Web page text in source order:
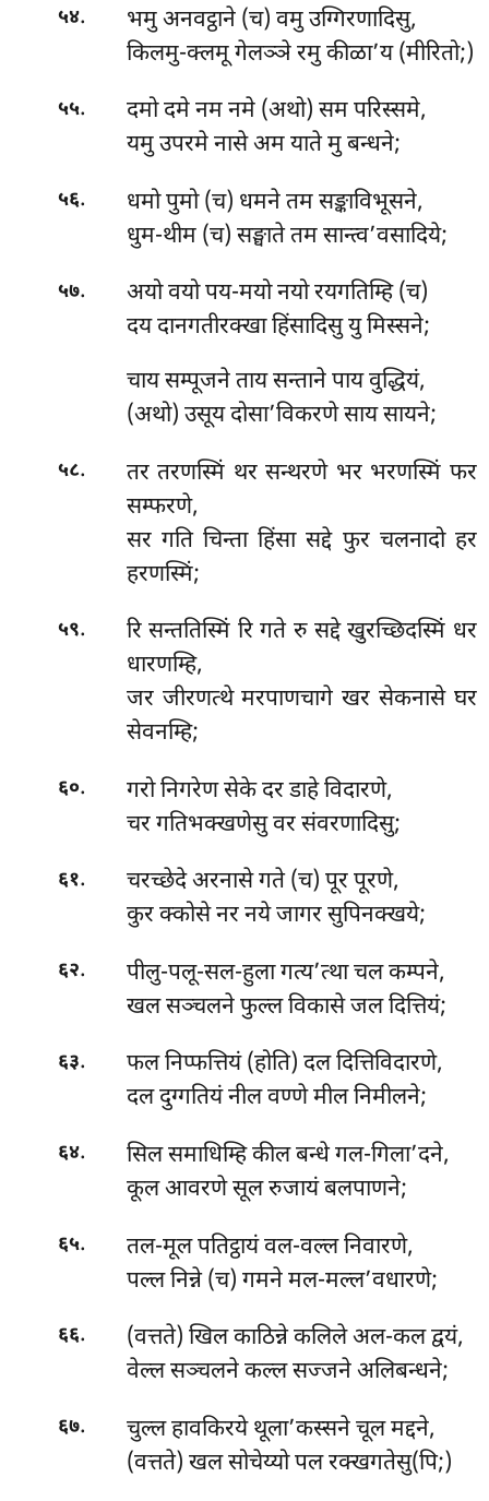
५४.
भमु अनवट्ठाने (च) वमु उग्गिरणादिसु,
किलमु-क्लमू गेलञ्ञे रमु कीळा’य (मीरितो;)
५५.
दमो दमे नम नमे (अथो) सम परिस्समे,
यमु उपरमे नासे अम याते मु बन्धने;
५६.
धमो पुमो (च) धमने तम सङ्काविभूसने,
धुम-थीम (च) सङ्घाते तम सान्त्व’वसादिये;
५७.
अयो वयो पय-मयो नयो रयगतिम्हि (च)
दय दानगतीरक्खा हिंसादिसु यु मिस्सने;
चाय सम्पूजने ताय सन्ताने पाय वुद्धियं,
(अथो) उसूय दोसा’विकरणे साय सायने;
५८.
तर तरणस्मिं थर सन्थरणे भर भरणस्मिं फर
सम्फरणे,
सर गति चिन्ता हिंसा सद्दे फुर चलनादो हर
हरणस्मिं;
५९.
रि सन्ततिस्मिं रि गते रु सद्दे खुरच्छिदस्मिं धर
धारणम्हि,
जर जीरणत्थे मरपाणचागे खर सेकनासे घर
सेवनम्हि;
६०.
गरो निगरेण सेके दर डाहे विदारणे,
चर गतिभक्खणेसु वर संवरणादिसु;
६१.
चरच्छेदे अरनासे गते (च) पूर पूरणे,
कुर क्कोसे नर नये जागर सुपिनक्खये;
६२.
पीलु-पलू-सल-हुला गत्य’त्था चल कम्पने,
खल सञ्चलने फुल्ल विकासे जल दित्तियं;
६३.
फल निप्फत्तियं (होति) दल दित्तिविदारणे,
दल दुग्गतियं नील वण्णे मील निमीलने;
६४.
सिल समाधिम्हि कील बन्धे गल-गिला’दने,
कूल आवरणे सूल रुजायं बलपाणने;
६५.
तल-मूल पतिट्ठायं वल-वल्ल निवारणे,
पल्ल निन्ने (च) गमने मल-मल्ल’वधारणे;
६६.
(वत्तते) खिल काठिन्ने कलिले अल-कल द्वयं,
वेल्ल सञ्चलने कल्ल सज्जने अलिबन्धने;
६७.
चुल्ल हावकिरये थूला’कस्सने चूल मद्दने,
(वत्तते) खल सोचेय्यो पल रक्खगतेसु(पि;)